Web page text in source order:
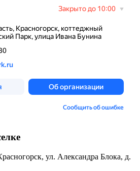
ул. Александра Блока, д.